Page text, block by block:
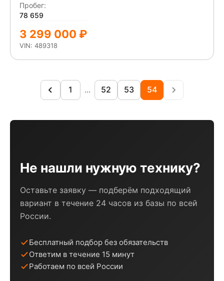
Пробег:
78 659
3 299 000 ₽
VIN: 489318
1 ... 52 53 54
Не нашли нужную технику?
Оставьте заявку — подберём подходящий
вариант в течение 24 часов из базы по всей
России.
Бесплатный подбор без обязательств
Ответим в течение 15 минут
Работаем по всей России